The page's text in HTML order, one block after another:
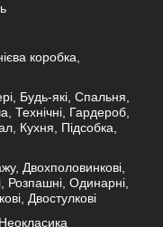
коробка,
Будь-які, Спальня,
Технічні, Гардероб,
Кухня, Підсобка,
Двохполовинкові,
Розпашні, Одинарні,
Двостулкові
Неокласика